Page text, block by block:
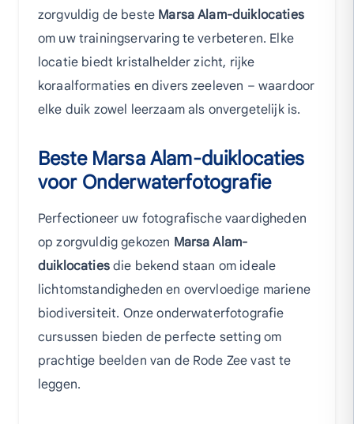
zorgvuldig de beste Marsa Alam-duiklocaties
om uw trainingservaring te verbeteren. Elke
locatie biedt kristalhelder zicht, rijke
koraalformaties en divers zeeleven – waardoor
elke duik zowel leerzaam als onvergetelijk is.
Beste Marsa Alam-duiklocaties
voor Onderwaterfotografie
Perfectioneer uw fotografische vaardigheden
op zorgvuldig gekozen Marsa Alam-
duiklocatiesdie bekend staan om ideale
lichtomstandigheden en overvloedige mariene
biodiversiteit. Onze onderwaterfotografie
cursussen bieden de perfecte setting om
prachtige beelden van de Rode Zee vast te
leggen.